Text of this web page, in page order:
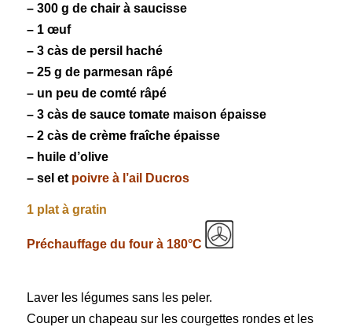
– 300 g de chair à saucisse
– 1 œuf
– 3 càs de persil haché
– 25 g de parmesan râpé
– un peu de comté râpé
– 3 càs de sauce tomate maison épaisse
– 2 càs de crème fraîche épaisse
– huile d’olive
– sel et poivre à l’ail Ducros
1 plat à gratin
Préchauffage du four à 180°C
Laver les légumes sans les peler.
Couper un chapeau sur les courgettes rondes et les